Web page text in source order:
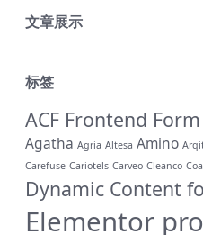
文章展示
标签
ACF Frontend
Agatha Agria Altesa Amino
Carefuse Cariotels Carveo Cleanco
Dynamic Content
Elementor pro